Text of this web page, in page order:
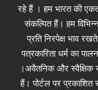
रहे हैं । हम भारत की
संकल्पित हैं। हम
प्रति निरपेक्ष भाव
पत्रकारिता धर्म का
।अवैतनिक और स्वैक्षिक
हैं। पोर्टल पर